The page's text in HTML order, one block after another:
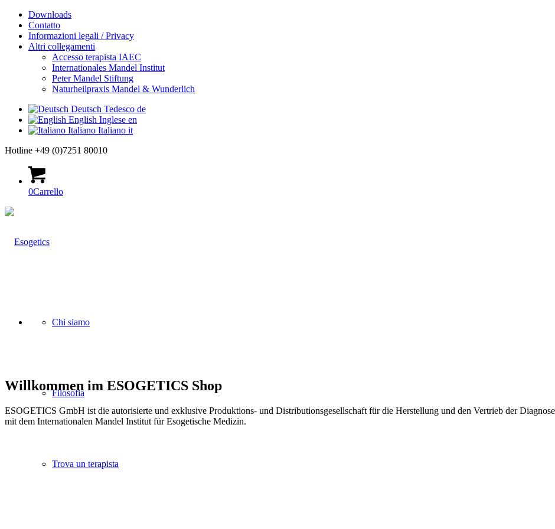
Downloads
Contatto
Informazioni legali / Privacy
Altri collegamenti
Accesso terapista IAEC
Internationales Mandel Institut
Peter Mandel Stiftung
Naturheilpraxis Mandel & Wunderlich
Deutsch Tedesco de
English Inglese en
Italiano Italiano it
Hotline +49 (0)7251 80010
0Carrello
Chi siamo
Filosofia
Trova un terapista
Willkommen im ESOGETICS Shop
ESOGETICS GmbH ist die autorisierte und exklusive Produktions- und Distributionsgesellschaft für die Herstellung und den Vertrieb der
mit dem Internationalen Mandel Institut für Esogetische Medizin.